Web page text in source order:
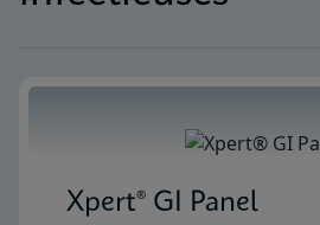
Xpert® GI Panel